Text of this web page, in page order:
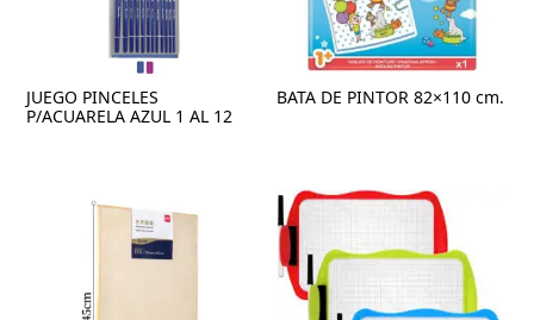
JUEGO PINCELES
P/ACUARELA AZUL 1 AL 12
BATA DE PINTOR 82×110 cm.